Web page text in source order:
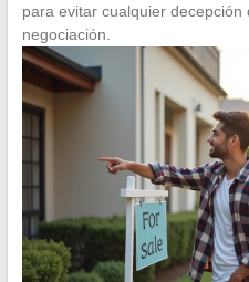
para evitar cualquier decepción
negociación.